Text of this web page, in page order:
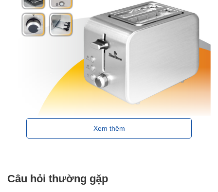
Xem thêm
Câu hỏi thường gặp